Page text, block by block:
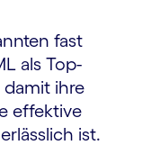
fast
als Top-
ihre
effektive
ist.